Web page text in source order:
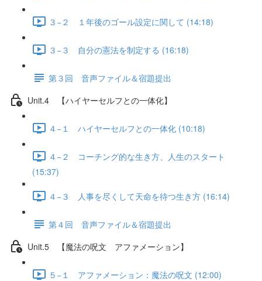
３−２ １年後のゴール設定に関して (14:18)
３−３ 自分の憲法を制定する (16:18)
第３回 音声ファイル＆宿題提出
Unit.4 【ハイヤーセルフとの一体化】
４−１ ハイヤーセルフとの一体化 (10:18)
４−２ コーチング的な生き方、人生のスタート
(15:37)
４−３ 人事を尽くして天命を待つ生き方 (16:14)
第４回 音声ファイル＆宿題提出
Unit.5 【魔法の呪文 アファメーション】
５−１ アファメーション：魔法の呪文 (12:00)